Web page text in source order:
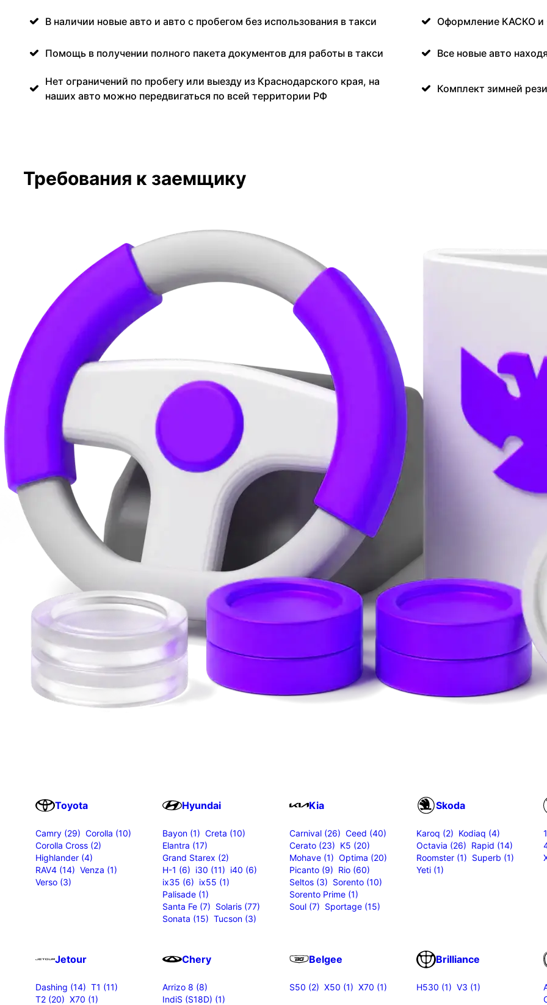
В наличии новые авто и авто с пробегом без использования в такси Оформление КАСКО
Помощь в получении полного пакета документов для работы в такси Все новые авто
Нет ограничений по пробегу или выезду из Краснодарского края, на
наших авто можно передвигаться по всей территории РФ
Комплект зимней
Требования к заемщику
Toyota
Camry (29) Corolla (10)
Corolla Cross (2)
Highlander (4)
RAV4 (14) Venza (1)
Verso (3)
Hyundai
Bayon (1) Creta (10)
Elantra (17)
Grand Starex (2)
H-1 (6) i30 (11) i40 (6)
ix35 (6) ix55 (1)
Palisade (1)
Santa Fe (7) Solaris (77)
Sonata (15) Tucson (3)
Kia
Carnival (26) Ceed (40)
Cerato (23) K5 (20)
Mohave (1) Optima (20)
Picanto (9) Rio (60)
Seltos (3) Sorento (10)
Sorento Prime (1)
Soul (7) Sportage (15)
Skoda
Karoq (2) Kodiaq (4)
Octavia (26) Rapid (14)
Roomster (1) Superb (1)
Yeti (1)
Jetour
Dashing (14) T1 (11)
T2 (20) X70 (1)
Chery
Arrizo 8 (8)
IndiS (S18D) (1)
Belgee
S50 (2) X50 (1) X70 (1)
Brilliance
H530 (1) V3 (1)